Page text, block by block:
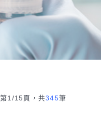
第1/15頁， 共345筆